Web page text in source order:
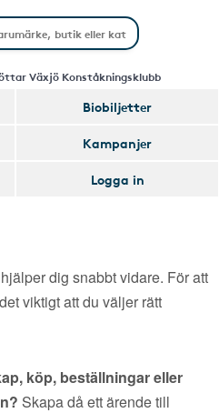
Växjö Konståkningsklubb
Biobiljetter
Kampanjer
Logga in
dig snabbt vidare. För att
viktigt att du väljer rätt
köp, beställningar eller
Skapa då ett ärende till